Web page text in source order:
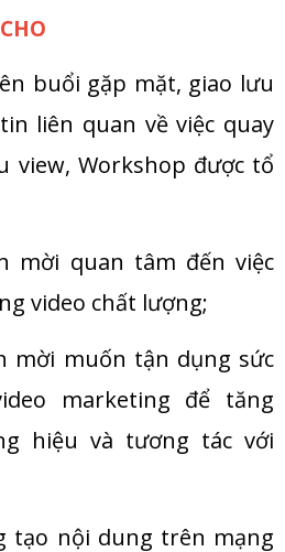
buổi gặp mặt, giao lưu
liên quan về việc quay
view, Workshop được tổ
mời quan tâm đến việc
video chất lượng;
mời muốn tận dụng sức
marketing để tăng
hiệu và tương tác với
tạo nội dung trên mạng